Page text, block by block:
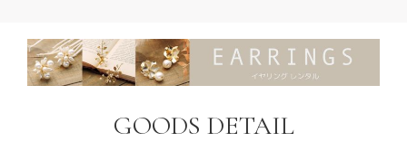
GOODS DETAIL